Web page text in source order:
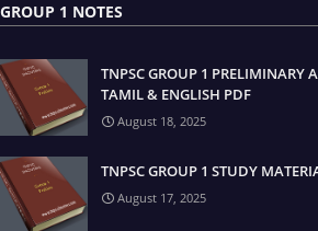
GROUP 1 NOTES
TNPSC GROUP 1 PRELIMINARY
TAMIL & ENGLISH PDF
August 18, 2025
TNPSC GROUP 1 STUDY
August 17, 2025